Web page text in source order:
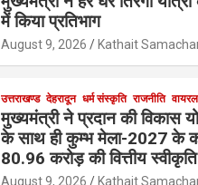
में किया प्रतिभाग
August 9, 2026 Kathait
उत्तराखण्ड देहरादून धर्म संस्कृति राजनीति
मुख्यमंत्री ने प्रदान की विकास
के साथ ही कुम्भ मेला-2027 के
80.96 करोड़ की वित्तीय
August 9, 2026 Kathait